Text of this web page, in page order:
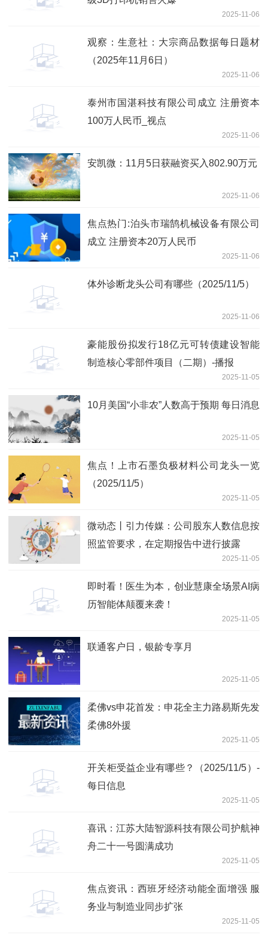
2025-11-06
观察：生意社：大宗商品数据每日题材
（2025年11月6日）​
2025-11-06
泰州市国湛科技有限公司成立 注册资本
100万人民币_视点
2025-11-06
安凯微：11月5日获融资买入802.90万元
2025-11-06
焦点热门:泊头市瑞鹄机械设备有限公司
成立 注册资本20万人民币
2025-11-06
体外诊断龙头公司有哪些（2025/11/5）
2025-11-06
豪能股份拟发行18亿元可转债建设智能
制造核心零部件项目（二期）-播报
2025-11-05
10月美国“小非农”人数高于预期 每日消息
2025-11-05
焦点！上市石墨负极材料公司龙头一览
（2025/11/5）
2025-11-05
微动态丨引力传媒：公司股东人数信息按
照监管要求，在定期报告中进行披露
2025-11-05
即时看！医生为本，创业慧康全场景AI病
历智能体颠覆来袭！
2025-11-05
联通客户日，银龄专享月
2025-11-05
柔佛vs申花首发：申花全主力路易斯先发
柔佛8外援
2025-11-05
开关柜受益企业有哪些？（2025/11/5）-
每日信息
2025-11-05
喜讯：江苏大陆智源科技有限公司护航神
舟二十一号圆满成功
2025-11-05
焦点资讯：西班牙经济动能全面增强 服
务业与制造业同步扩张
2025-11-05